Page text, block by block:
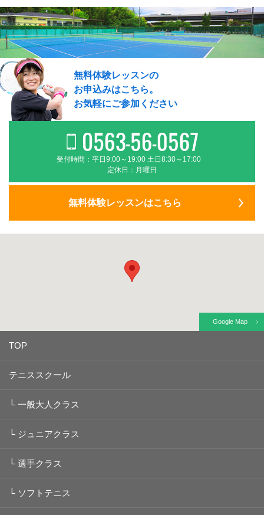
無料体験レッスンの
お申込みはこちら。
お気軽にご参加ください
受付時間：平日9:00～19:00 土日8:30～17:00
定休日：月曜日
無料体験レッスンはこちら
Google Map
TOP
テニススクール
└ 一般大人クラス
└ ジュニアクラス
└ 選手クラス
└ ソフトテニス